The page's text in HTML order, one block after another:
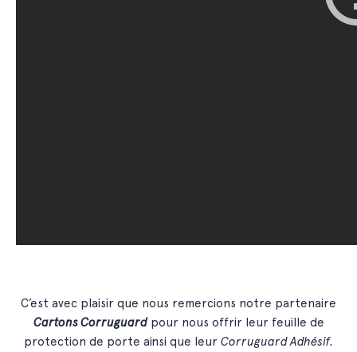
C’est avec plaisir que nous remercions notre partenaire
Cartons Corruguardpour nous offrir leur feuille de
protection de porte ainsi que leur Corruguard Adhésif.